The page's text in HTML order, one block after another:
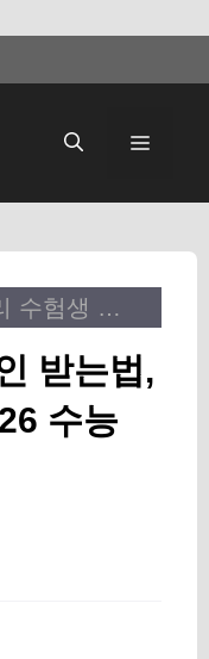
메
애슐리 수험생 할인 받는법, 제대로 챙기는 2026 수능 혜택 가이드
받는법,
수능